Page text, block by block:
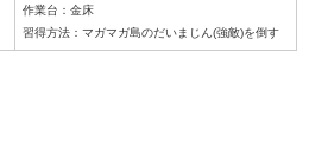
作業台：金床
習得方法：マガマガ島のだいまじん(強敵)を倒す